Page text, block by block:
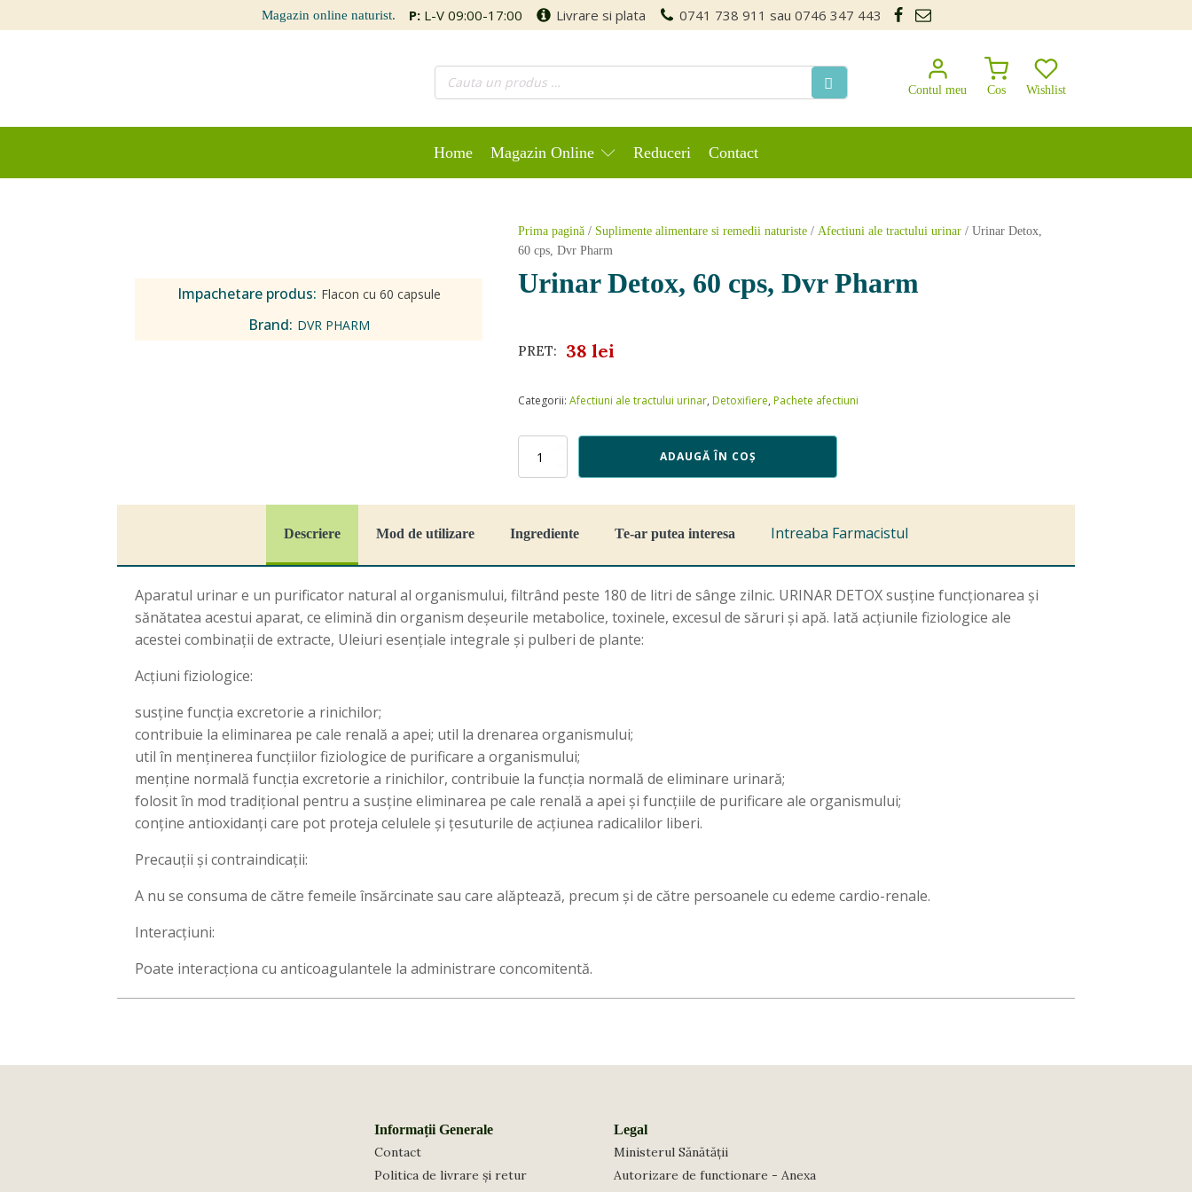
Magazin online naturist. P:L-V 09:00-17:00 Livrare si plata 0741 738 911 sau 0746 347 443
Contul meu Cos Wishlist
Home Magazin Online Reduceri Contact
Impachetare produs: Flacon cu 60 capsule
Brand: DVR PHARM
Prima pagină / Suplimente alimentare si remedii naturiste / Afectiuni ale tractului urinar / Urinar Detox,
60 cps, Dvr Pharm
Urinar Detox, 60 cps, Dvr Pharm
PRET: 38 lei
Categorii: Afectiuni ale tractului urinar, Detoxifiere, Pachete afectiuni
Cantitate
60
Dvr
ADAUGĂ ÎN COȘ
Descriere Mod de utilizare Ingrediente Te-ar putea interesa Intreaba Farmacistul
Aparatul urinar e un purificator natural al organismului, filtrând peste 180 de litri de sânge zilnic. URINAR DETOX susține funcționarea și
sănătatea acestui aparat, ce elimină din organism deșeurile metabolice, toxinele, excesul de săruri și apă. Iată acțiunile fiziologice ale
acestei combinații de extracte, Uleiuri esențiale integrale și pulberi de plante:
Acțiuni fiziologice:
susține funcția excretorie a rinichilor;
contribuie la eliminarea pe cale renală a apei; util la drenarea organismului;
util în menținerea funcțiilor fiziologice de purificare a organismului;
menține normală funcția excretorie a rinichilor, contribuie la funcția normală de eliminare urinară;
folosit în mod tradițional pentru a susține eliminarea pe cale renală a apei și funcțiile de purificare ale organismului;
conține antioxidanți care pot proteja celulele și țesuturile de acțiunea radicalilor liberi.
Precauții și contraindicații:
A nu se consuma de către femeile însărcinate sau care alăptează, precum și de către persoanele cu edeme cardio-renale.
Interacțiuni:
Poate interacționa cu anticoagulantele la administrare concomitentă.
Informații Generale
Contact
Politica de livrare și retur
Legal
Ministerul Sănătății
Autorizare de functionare - Anexa